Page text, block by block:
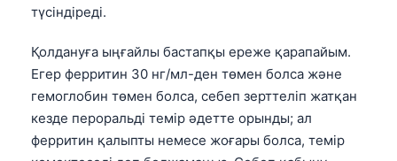
түсіндіреді.
Қолдануға ыңғайлы бастапқы ереже қарапайым.
Егер ферритин 30 нг/мл-ден төмен болса және
гемоглобин төмен болса, себеп зерттеліп жатқан
кезде пероральді темір әдетте орынды; ал
ферритин қалыпты немесе жоғары болса, темір